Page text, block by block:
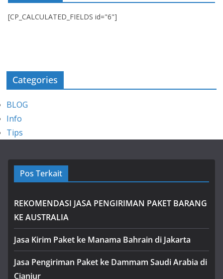
[CP_CALCULATED_FIELDS id="6"]
Categories
BLOG
Info
Tips
Pos Terkait
REKOMENDASI JASA PENGIRIMAN PAKET BARANG
KE AUSTRALIA
Jasa Kirim Paket ke Manama Bahrain di Jakarta
Jasa Pengiriman Paket ke Dammam Saudi Arabia di
Cianjur